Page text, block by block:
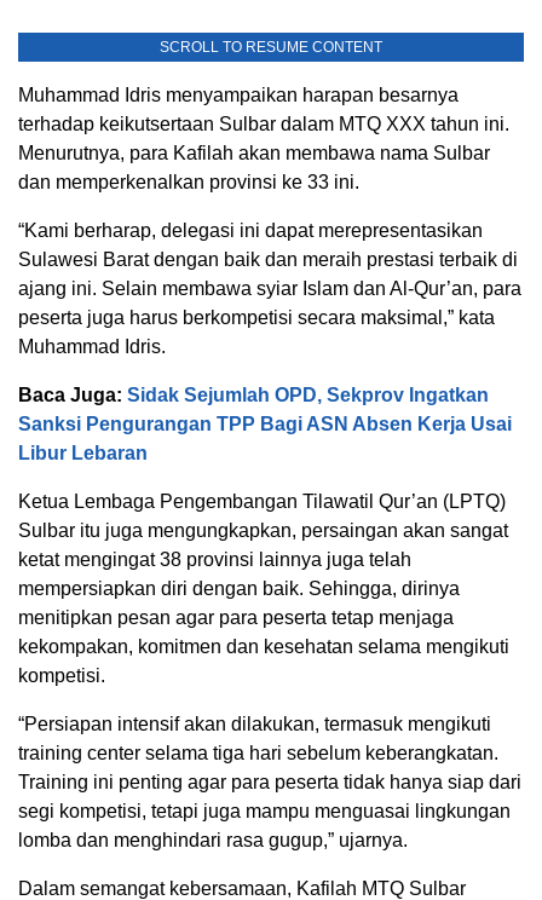
SCROLL TO RESUME CONTENT
Muhammad Idris menyampaikan harapan besarnya
terhadap keikutsertaan Sulbar dalam MTQ XXX tahun ini.
Menurutnya, para Kafilah akan membawa nama Sulbar
dan memperkenalkan provinsi ke 33 ini.
“Kami berharap, delegasi ini dapat merepresentasikan
Sulawesi Barat dengan baik dan meraih prestasi terbaik di
ajang ini. Selain membawa syiar Islam dan Al-Qur’an, para
peserta juga harus berkompetisi secara maksimal,” kata
Muhammad Idris.
Baca Juga: Sidak Sejumlah OPD, Sekprov Ingatkan
Sanksi Pengurangan TPP Bagi ASN Absen Kerja Usai
Libur Lebaran
Ketua Lembaga Pengembangan Tilawatil Qur’an (LPTQ)
Sulbar itu juga mengungkapkan, persaingan akan sangat
ketat mengingat 38 provinsi lainnya juga telah
mempersiapkan diri dengan baik. Sehingga, dirinya
menitipkan pesan agar para peserta tetap menjaga
kekompakan, komitmen dan kesehatan selama mengikuti
kompetisi.
“Persiapan intensif akan dilakukan, termasuk mengikuti
training center selama tiga hari sebelum keberangkatan.
Training ini penting agar para peserta tidak hanya siap dari
segi kompetisi, tetapi juga mampu menguasai lingkungan
lomba dan menghindari rasa gugup,” ujarnya.
Dalam semangat kebersamaan, Kafilah MTQ Sulbar